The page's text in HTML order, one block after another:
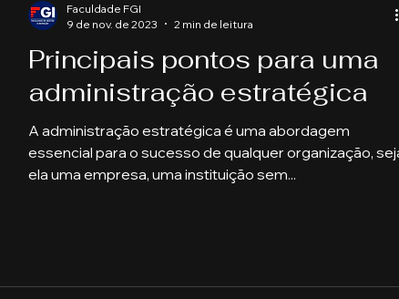
Principais pontos para uma
administração estratégica
A administração estratégica é uma abordagem
essencial para o sucesso de qualquer organização,
ela uma empresa, uma instituição sem...
Faculdade FGI
9 de nov. de 2023
2 min de leitura